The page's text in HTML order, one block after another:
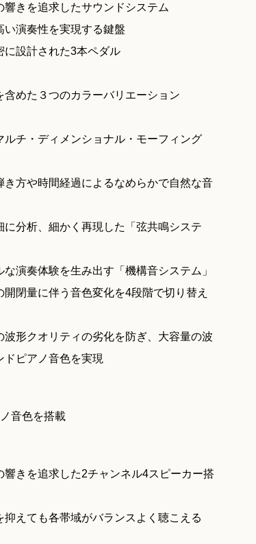
きを追求したサウンドシステム
演奏性を実現する鍵盤
に設計された3本ペダル
めた３つのカラーバリエーション
チ・ディメンショナル・モーフィング
き方や時間経過によるなめらかで自然な音
分析、細かく再現した「弦共鳴システ
演奏体験を生み出す「機構音システム」
閉量に伴う音色変化を4段階で切り替え
波形クオリティの劣化を防ぎ、大容量の波
ピアノ音色を実現
音色を搭載
きを追求した2チャンネル4スピーカー搭
えても各帯域がバランスよく聴こえる